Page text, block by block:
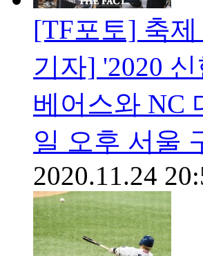
[TF포토] 축
기자] '2020
베어스와 NC
일 오후 서울
2020.11.24